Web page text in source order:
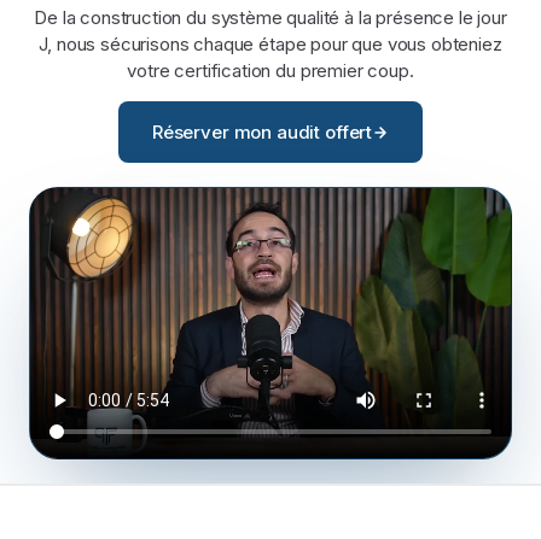
De la construction du système qualité à la présence le jour
J, nous sécurisons chaque étape pour que vous obteniez
votre certification du premier coup.
Réserver mon audit offert